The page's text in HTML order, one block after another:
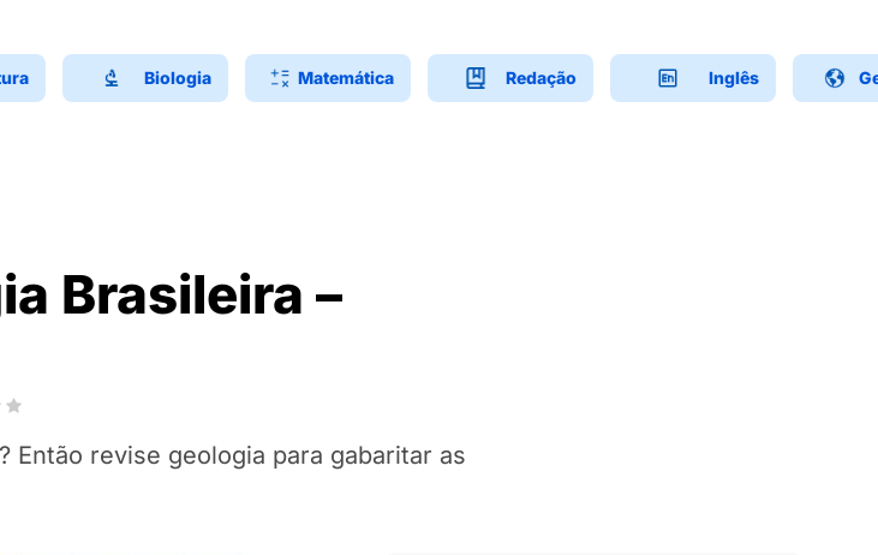
Biologia Matemática Redação Inglês
Brasileira –
revise geologia para gabaritar as